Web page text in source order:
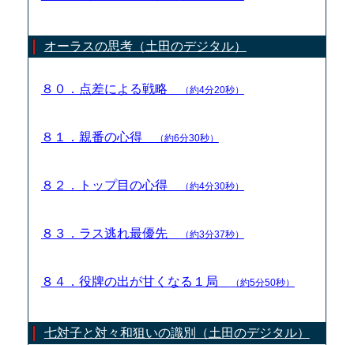
オーラスの思考（土田のデジタル）
８０．点差による戦略 （約4分20秒）
８１．親番の心得 （約6分30秒）
８２．トップ目の心得 （約4分30秒）
８３．ラス逃れ最優先 （約3分37秒）
８４．役牌の出が甘くなる１局 （約5分50秒）
七対子と対々和狙いの識別（土田のデジタル）